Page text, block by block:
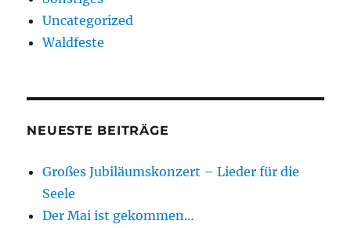
Uncategorized
Waldfeste
NEUESTE BEITRÄGE
Großes Jubiläumskonzert – Lieder für die
Seele
Der Mai ist gekommen…